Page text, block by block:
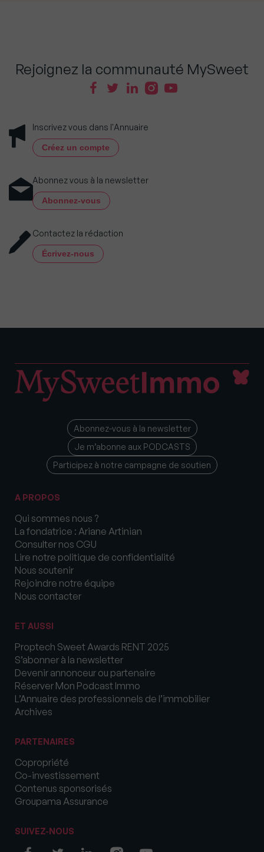
Rejoignez la communauté MySweet
Inscrivez vous dans l'Annuaire
Créez un compte
Abonnez vous à la newsletter
Abonnez-vous
Contactez la rédaction
Écrivez-nous
Abonnez-vous à la newsletter
Je m’abonne aux PODCASTS
Participez à notre campagne de soutien
A PROPOS
Qui sommes nous ?
La fondatrice : Ariane Artinian
Consulter nos CGU
Lire notre politique de confidentialité
Nous soutenir
Rejoindre notre équipe
Nous contacter
ET AUSSI
Proptech Sweet Awards RENT 2025
S’abonner à la newsletter
Devenir annonceur ou partenaire
Réserver Mon Podcast Immo
L’Annuaire des professionnels de l’immobilier
Archives
PARTENAIRES
Copropriété
Co-investissement
Contenus sponsorisés
Groupama Assurance
SUIVEZ-NOUS